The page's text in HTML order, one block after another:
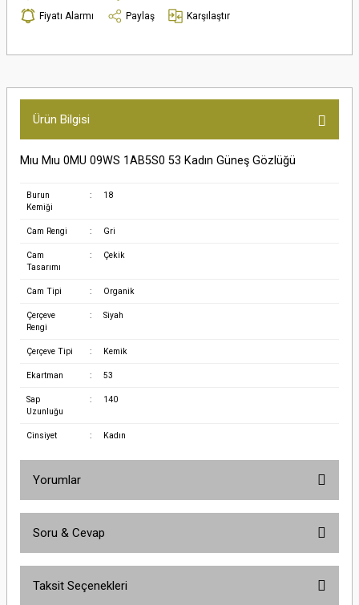
Fiyatı Alarmı
Paylaş Karşılaştır
Ürün Bilgisi
Mıu Mıu 0MU 09WS 1AB5S0 53 Kadın Güneş Gözlüğü
Burun
Kemiği
: 18
Cam Rengi : Gri
Cam
Tasarımı
: Çekik
Cam Tipi : Organik
Çerçeve
Rengi
: Siyah
Çerçeve Tipi : Kemik
Ekartman : 53
Sap
Uzunluğu
: 140
Cinsiyet : Kadın
Yorumlar
Soru & Cevap
Taksit Seçenekleri